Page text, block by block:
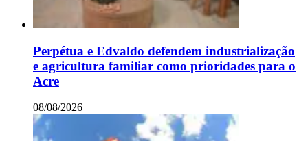
Perpétua e Edvaldo defendem industrialização
e agricultura familiar como prioridades para o
Acre
08/08/2026